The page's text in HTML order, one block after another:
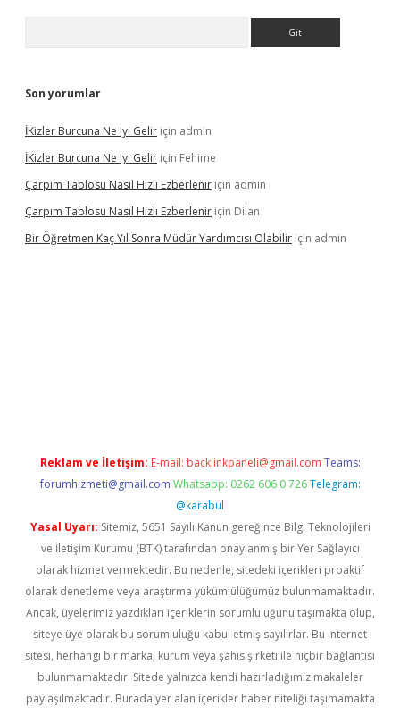
Son yorumlar
İKizler Burcuna Ne Iyi Gelir için admin
İKizler Burcuna Ne Iyi Gelir için Fehime
Çarpım Tablosu Nasıl Hızlı Ezberlenir için admin
Çarpım Tablosu Nasıl Hızlı Ezberlenir için Dilan
Bir Öğretmen Kaç Yıl Sonra Müdür Yardımcısı Olabilir için admin
Reklam ve İletişim: E-mail: backlinkpaneli@gmail.com Teams:
forumhizmeti@gmail.com Whatsapp: 0262 606 0 726 Telegram:
@karabul
Yasal Uyarı: Sitemiz, 5651 Sayılı Kanun gereğince Bilgi Teknolojileri
ve İletişim Kurumu (BTK) tarafından onaylanmış bir Yer Sağlayıcı
olarak hizmet vermektedir. Bu nedenle, sitedeki içerikleri proaktif
olarak denetleme veya araştırma yükümlülüğümüz bulunmamaktadır.
Ancak, üyelerimiz yazdıkları içeriklerin sorumluluğunu taşımakta olup,
siteye üye olarak bu sorumluluğu kabul etmiş sayılırlar. Bu internet
sitesi, herhangi bir marka, kurum veya şahıs şirketi ile hiçbir bağlantısı
bulunmamaktadır. Sitede yalnızca kendi hazırladığımız makaleler
paylaşılmaktadır. Burada yer alan içerikler haber niteliği taşımamakta